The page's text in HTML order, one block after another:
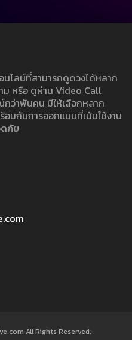
ไลน์ที่สามารถดูดวงได้หลาก
หรือ ดูผ่าน Video Call
ว่าพันคน มีให้เลือกหลาก
มกับการออกแบบที่เน้นใช้งาน
ดภัย
All Rights Reserved.